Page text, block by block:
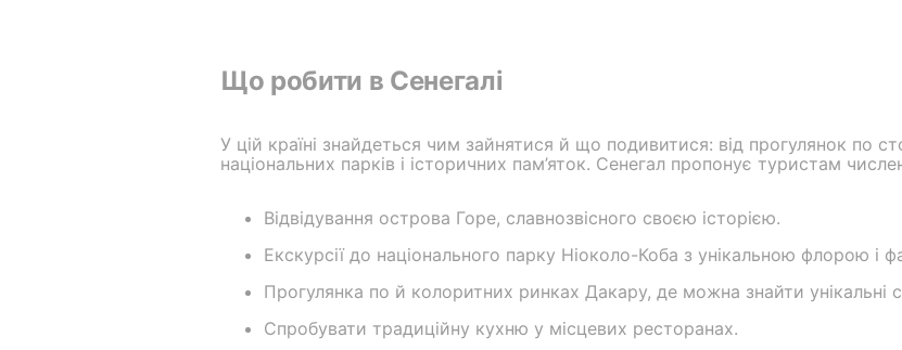
Що робити в Сенегалі
У цій країні знайдеться чим зайнятися й що подивитися: від прогулянок по
національних парків і історичних пам’яток. Сенегал пропонує туристам
Відвідування острова Горе, славнозвісного своєю історією.
Екскурсії до національного парку Ніоколо-Коба з унікальною флорою і
Прогулянка по й колоритних ринках Дакару, де можна знайти унікальні
Спробувати традиційну кухню у місцевих ресторанах.